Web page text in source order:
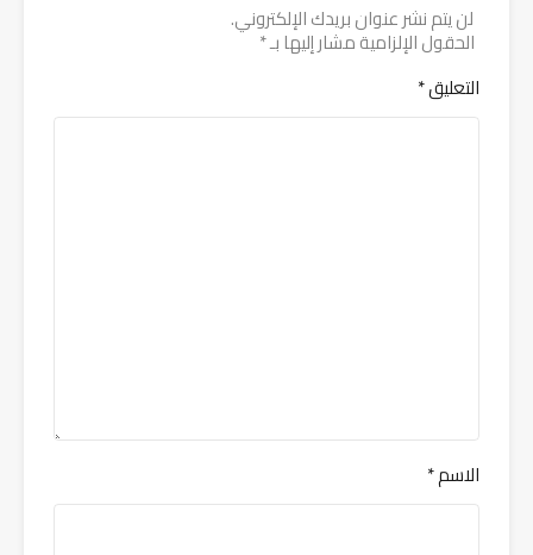
لن يتم نشر عنوان بريدك الإلكتروني.
الحقول الإلزامية مشار إليها بـ*
التعليق*
الاسم*